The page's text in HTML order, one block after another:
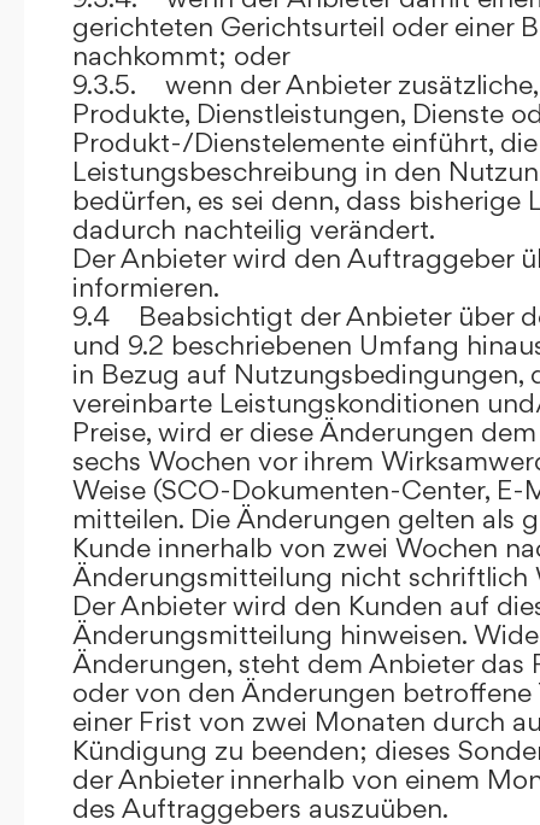
gerichteten Gerichtsurteil oder einer
nachkommt; oder
9.3.5. wenn der Anbieter
Produkte, Dienstleistungen, Dienste
Produkt-/Dienstelemente einführt,
Leistungsbeschreibung in den
bedürfen, es sei denn, dass bisherige
dadurch nachteilig verändert.
Der Anbieter wird den Auftraggeber
informieren.
9.4 Beabsichtigt der Anbieter über
und 9.2 beschriebenen Umfang
in Bezug auf Nutzungsbedingungen,
vereinbarte Leistungskonditionen
Preise, wird er diese Änderungen
sechs Wochen vor ihrem
Weise (SCO-Dokumenten-Center, E-
mitteilen. Die Änderungen gelten als
Kunde innerhalb von zwei Wochen
Änderungsmitteilung nicht schriftlich
Der Anbieter wird den Kunden auf
Änderungsmitteilung hinweisen.
Änderungen, steht dem Anbieter das
oder von den Änderungen betroffene
einer Frist von zwei Monaten durch
Kündigung zu beenden; dieses
der Anbieter innerhalb von einem
des Auftraggebers auszuüben.